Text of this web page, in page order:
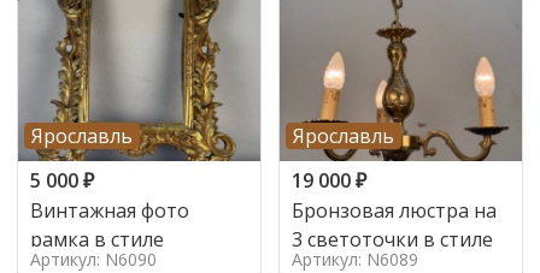
Ярославль
5 000₽
Винтажная фото
рамка в стиле
Артикул: N6090
Ярославль
19 000₽
Бронзовая люстра на
3 светоточки в стиле
Артикул: N6089